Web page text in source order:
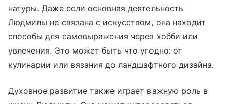
натуры. Даже если основная деятельность
Людмилы не связана с искусством, она находит
способы для самовыражения через хобби или
увлечения. Это может быть что угодно: от
кулинарии или вязания до ландшафтного дизайна.
Духовное развитие также играет важную роль в